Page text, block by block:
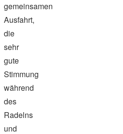
gemeinsamen
Ausfahrt,
die
sehr
gute
Stimmung
während
des
Radelns
und